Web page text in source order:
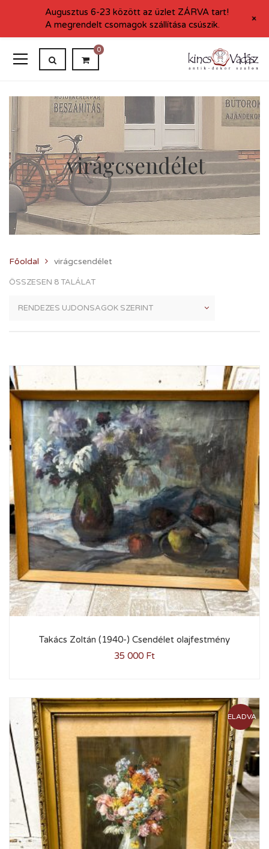
0
virágcsendélet
Főoldal virágcsendélet
ÖSSZESEN 8 TALÁLAT
Takács Zoltán (1940-) Csendélet olajfestmény
35 000 Ft
ELADVA
Augusztus 6-23 között az üzlet ZÁRVA tart!
A megrendelt csomagok szállítása csúszik.
+